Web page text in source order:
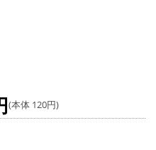
(本体 120円)